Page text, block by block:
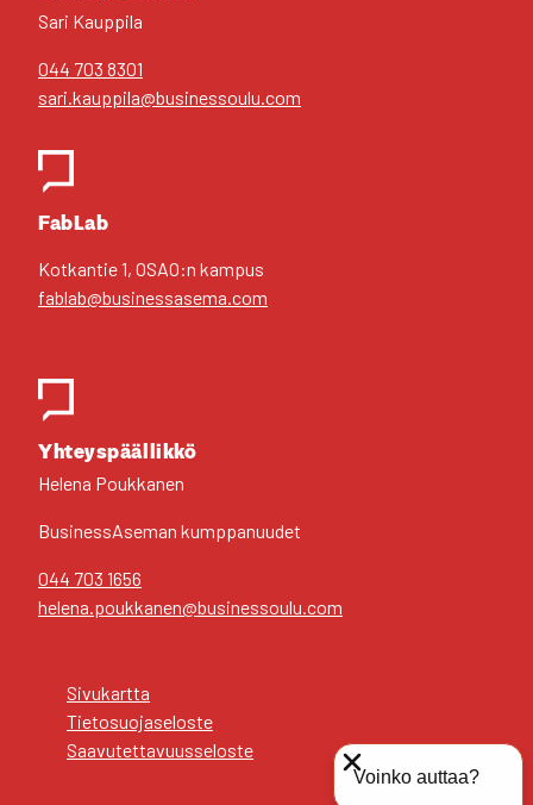
Sari Kaup­pi­la
044 703 8301
sari.kauppila@businessoulu.com
FabLab
Kot­kan­tie 1, OSAO:n kam­pus
fablab@businessasema.com
Yhteys­pääl­lik­kö
Hele­na Pouk­ka­nen
Business­Aseman kump­pa­nuu­det
044 703 1656
helena.poukkanen@businessoulu.com
Sivu­kart­ta
Tie­to­suo­ja­se­los­te
Saa­vu­tet­ta­vuus­se­los­te
Voinko auttaa?